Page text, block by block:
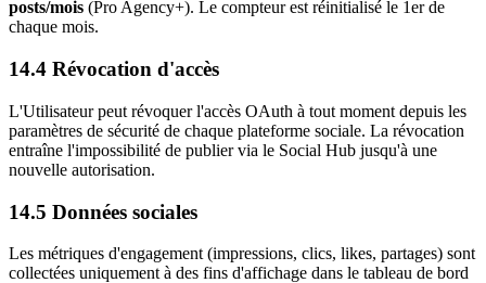
posts/mois (Pro Agency+). Le compteur est réinitialisé le 1er de
chaque mois.
14.4 Révocation d'accès
L'Utilisateur peut révoquer l'accès OAuth à tout moment depuis les
paramètres de sécurité de chaque plateforme sociale. La révocation
entraîne l'impossibilité de publier via le Social Hub jusqu'à une
nouvelle autorisation.
14.5 Données sociales
Les métriques d'engagement (impressions, clics, likes, partages) sont
collectées uniquement à des fins d'affichage dans le tableau de bord